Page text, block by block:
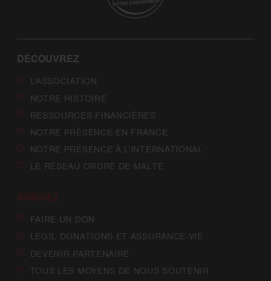
DÉCOUVREZ
L’ASSOCIATION
NOTRE HISTOIRE
RESSOURCES FINANCIÈRES
NOTRE PRÉSENCE EN FRANCE
NOTRE PRÉSENCE À L’INTERNATIONAL
LE RÉSEAU ORDRE DE MALTE
AGISSEZ
FAIRE UN DON
LEGS, DONATIONS ET ASSURANCE-VIE
DEVENIR PARTENAIRE
TOUS LES MOYENS DE NOUS SOUTENIR